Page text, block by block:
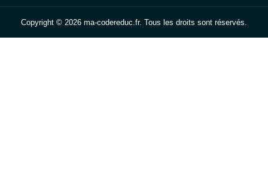
Copyright © 2026 ma-codereduc.fr. Tous les droits sont réservés.